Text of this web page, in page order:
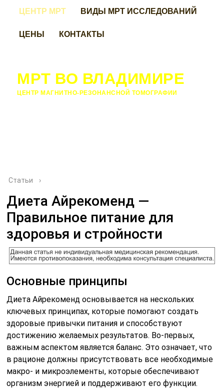
ЦЕНТР МРТ
ВИДЫ МРТ ИССЛЕДОВАНИЙ
ЦЕНЫ
КОНТАКТЫ
МРТ ВО ВЛАДИМИРЕ
ЦЕНТР МАГНИТНО-РЕЗОНАНСНОЙ ТОМОГРАФИИ
Статьи ›
Диета Айрекоменд —
Правильное питание для
здоровья и стройности
Основные принципы
Диета Айрекоменд основывается на нескольких
ключевых принципах, которые помогают создать
здоровые привычки питания и способствуют
достижению желаемых результатов. Во-первых,
важным аспектом является баланс. Это означает, что
в рационе должны присутствовать все необходимые
макро- и микроэлементы, которые обеспечивают
организм энергией и поддерживают его функции.